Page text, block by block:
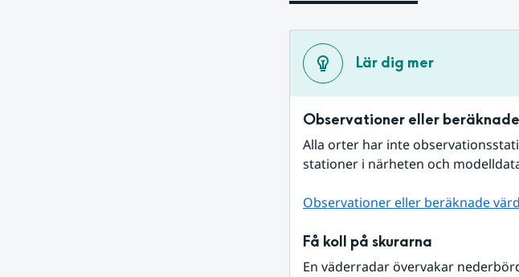
Lär dig mer
Observationer eller
Alla orter har inte
stationer i närheten och
Observationer eller beräknade
Få koll på skurarna
En väderradar övervakar